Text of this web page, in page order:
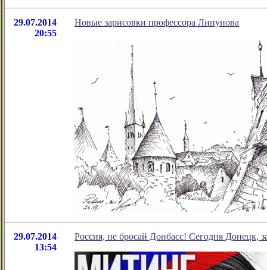
29.07.2014
20:55
Новые зарисовки профессора Липунова
29.07.2014
13:54
Россия, не бросай Донбасс! Сегодня Донецк,